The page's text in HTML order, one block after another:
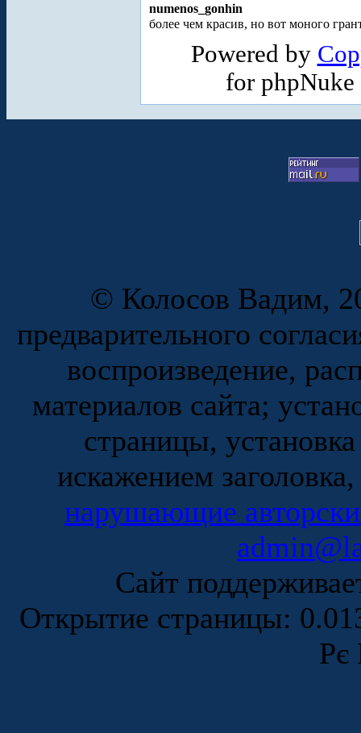
numenos_gonhin
более чем красив, но вот моного
Powered by
for
© Колосов Вадим,
предварительного
воспроизведение,
материалов сайта;
страницы,
искажением
нарушающие
Сайт
Открытие страницы:
Рє